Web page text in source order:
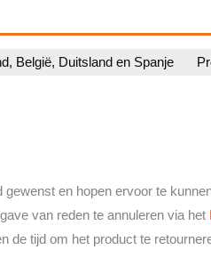
België, Duitsland en Spanje
en hopen ervoor te
van reden te annuleren via het
de tijd om het product te